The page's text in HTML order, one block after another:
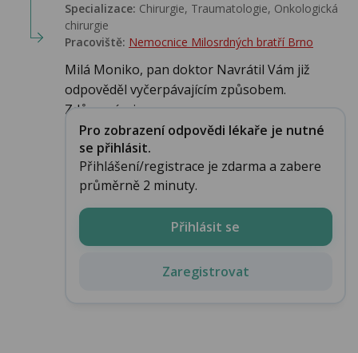
Specializace: Chirurgie, Traumatologie, Onkologická
chirurgie
Pracoviště: Nemocnice Milosrdných bratří Brno
Milá Moniko, pan doktor Navrátil Vám již
odpověděl vyčerpávajícím způsobem.
Zdůrazním j...
Pro zobrazení odpovědi lékaře je nutné
se přihlásit.
Přihlášení/registrace je zdarma a zabere
průměrně 2 minuty.
Přihlásit se
Zaregistrovat